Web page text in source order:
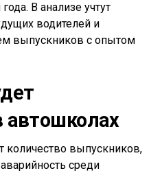
В анализе учтут
водителей и
выпускников с опытом
автошколах
количество выпускников,
среди